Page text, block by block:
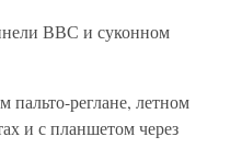
ВВС и суконном
реглане, летном
и с планшетом через